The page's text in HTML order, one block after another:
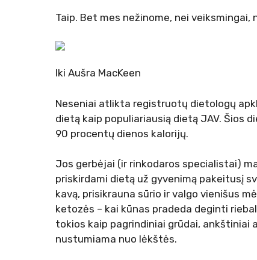
Taip. Bet mes nežinome, nei veiksmingai,
Iki Aušra MacKeen
Neseniai atlikta registruotų dietologų
dietą kaip populiariausią dietą JAV. Šios
90 procentų dienos kalorijų.
Jos gerbėjai (ir rinkodaros specialistai)
priskirdami dietą už gyvenimą pakeitusį
kavą, prisikrauna sūrio ir valgo vienišus
ketozės – kai kūnas pradeda deginti
tokios kaip pagrindiniai grūdai, ankštiniai
nustumiama nuo lėkštės.